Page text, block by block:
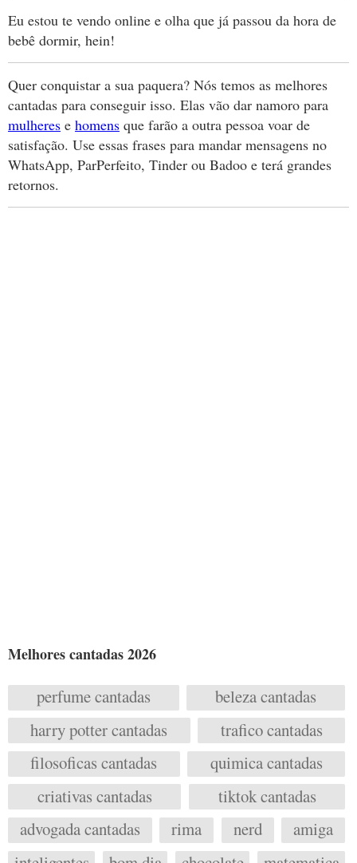
Eu estou te vendo online e olha que já passou da hora de
bebê dormir, hein!
Quer conquistar a sua paquera? Nós temos as melhores
cantadas para conseguir isso. Elas vão dar namoro para
mulheres e homens que farão a outra pessoa voar de
satisfação. Use essas frases para mandar mensagens no
WhatsApp, ParPerfeito, Tinder ou Badoo e terá grandes
retornos.
Melhores cantadas 2026
perfume cantadas
beleza cantadas
harry potter cantadas
trafico cantadas
filosoficas cantadas
quimica cantadas
criativas cantadas
tiktok cantadas
advogada cantadas
rima nerd
amiga